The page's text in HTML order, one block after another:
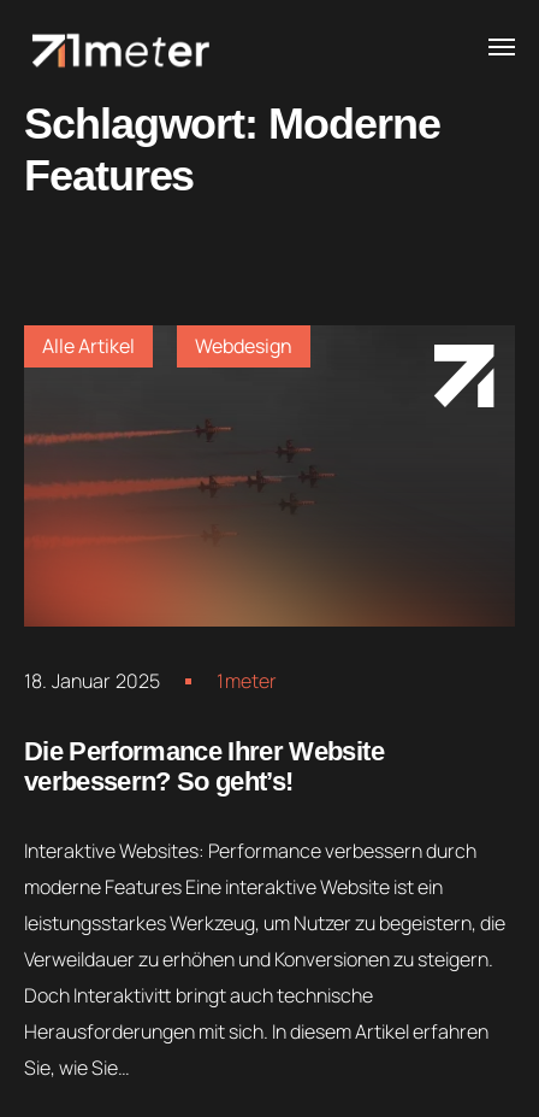
Schlagwort: Moderne
Features
Alle Artikel Webdesign
18. Januar 2025 1meter
Die Performance Ihrer Website
verbessern? So geht’s!
Interaktive Websites: Performance verbessern durch
moderne Features Eine interaktive Website ist ein
leistungsstarkes Werkzeug, um Nutzer zu begeistern, die
Verweildauer zu erhöhen und Konversionen zu steigern.
Doch Interaktivitt bringt auch technische
Herausforderungen mit sich. In diesem Artikel erfahren
Sie, wie Sie…